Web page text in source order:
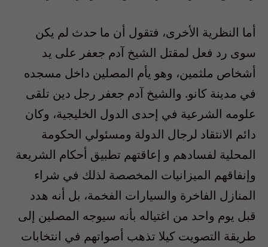
أما النظرية الأخرى، فتقول أن ما حدث لم يكن
سوى رد فعل لمقتل الشيخ آدم جعفر على يد
أشخاص ملثمين، وهو يأم المصلين داخل مسجده
في مدينة كانو. والشيخ آدم جعفر رجل دين تلقى
علومه الشرعية في إحدى الدول الخليجية، وكان
دائم الانتقاد لرجال الدولة ومسئولي الحكومة
المحلية لفسادهم و إعاقتهم تطبيق أحكام الشريعة
وإنفاقهم الميزانيات المخصصة لذلك في شراء
المنازل الفاخرة والسيارات الفخمة، بل أنه هدد
قبل يوم واحد من اغتياله بأنه سيوجه المصلين إلى
طريقة التصويت كيلا تذهب أصواتهم في انتخابات